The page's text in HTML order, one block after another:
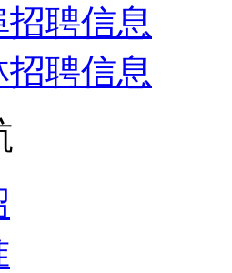
聘信息
聘信息